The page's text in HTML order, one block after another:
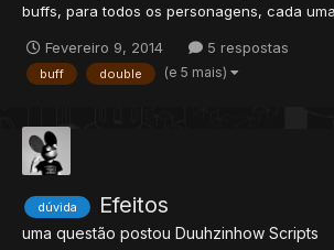
buffs, para todos os personagens, cada
apenas uma buff, vou postar aqui o script
tentar me ajudar... local tempo = 60 -- tempo
Fevereiro 9, 2014 5 respostas
buff double (e 5 mais)
dúvida Efeitos
uma questão postou Duuhzinhow Scripts